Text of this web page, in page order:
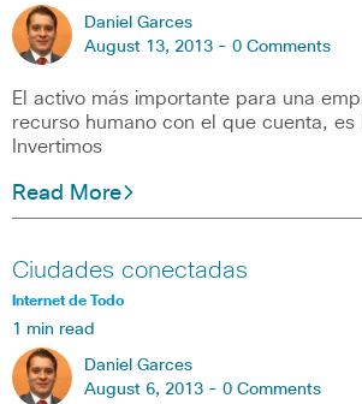
Daniel Garces
August 13, 2013 - 0 Comments
El activo más importante para una
recurso humano con el que cuenta, es
Invertimos
Read More
Ciudades conectadas
Internet de Todo
1 min read
Daniel Garces
August 6, 2013 - 0 Comments